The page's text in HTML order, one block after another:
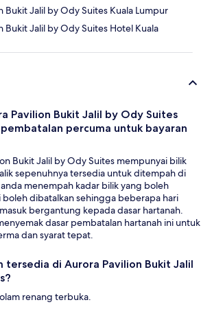
Bukit Jalil by Ody Suites Kuala Lumpur
Bukit Jalil by Ody Suites Hotel Kuala
Pavilion Bukit Jalil by Ody Suites
percuma untuk bayaran
Bukit Jalil by Ody Suites mempunyai bilik
sepenuhnya tersedia untuk ditempah di
menempah kadar bilik yang boleh
boleh dibatalkan sehingga beberapa hari
bergantung kepada dasar hartanah.
dasar pembatalan hartanah ini untuk
dan syarat tepat.
tersedia di Aurora Pavilion Bukit Jalil
renang terbuka.